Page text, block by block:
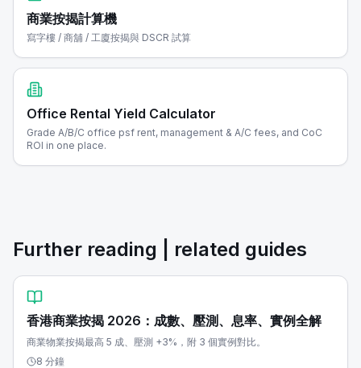
商業按揭計算機
寫字樓 / 商舖 / 工廈按揭與 DSCR 試算
Office Rental Yield Calculator
Grade A/B/C office psf rent, management & A/C fees, and CoC
ROI in one place.
Further reading | related guides
香港商業按揭 2026：成數、壓測、息率、實例全解
商業物業按揭最高 5 成、壓測 +3%，附 3 個實例對比。
8 分鐘